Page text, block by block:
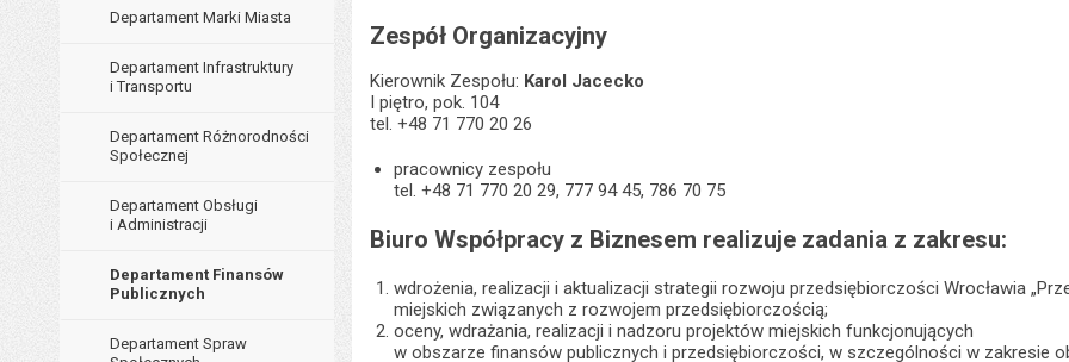
Departament Marki Miasta
Departament Infrastruktury
i Transportu
Departament Różnorodności
Społecznej
Departament Obsługi
i Administracji
Departament Finansów
Publicznych
Departament Spraw
Zespół Organizacyjny
Kierownik Zespołu: Karol Jacecko
I piętro, pok. 104
tel. +48 71 770 20 26
pracownicy zespołu
tel. +48 71 770 20 29, 777 94 45, 786 70 75
Biuro Współpracy z Biznesem realizuje zadania z zakresu:
wdrożenia, realizacji i aktualizacji strategii rozwoju przedsiębiorczości Wrocławia
miejskich związanych z rozwojem przedsiębiorczością;
oceny, wdrażania, realizacji i nadzoru projektów miejskich funkcjonujących
w obszarze finansów publicznych i przedsiębiorczości, w szczególności w zakresie